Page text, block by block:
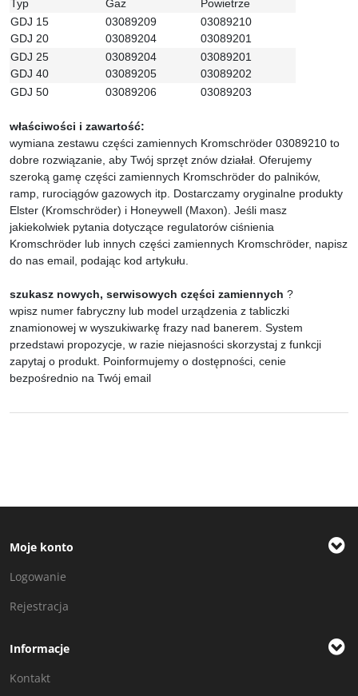
Typ Gaz
Powietrze
GDJ 15
GDJ 20
03089209
03089204
03089210
03089201
GDJ 25
GDJ 40
03089204
03089205
03089201
03089202
GDJ 50
03089206 03089203
właściwości i zawartość:
wymiana zestawu części zamiennych Kromschröder 03089210 to
dobre rozwiązanie, aby Twój sprzęt znów działał. Oferujemy
szeroką gamę części zamiennych Kromschröder do palników,
ramp, rurociągów gazowych itp. Dostarczamy oryginalne produkty
Elster (Kromschröder) i Honeywell (Maxon). Jeśli masz
jakiekolwiek pytania dotyczące regulatorów ciśnienia
Kromschröder lub innych części zamiennych Kromschröder, napisz
do nas email, podając kod artykułu.
szukasz nowych, serwisowych części zamiennych ?
wpisz numer fabryczny lub model urządzenia z tabliczki
znamionowej w wyszukiwarkę frazy nad banerem. System
przedstawi propozycje, w razie niejasności skorzystaj z funkcji
zapytaj o produkt. Poinformujemy o dostępności, cenie
bezpośrednio na Twój email
Moje konto
Logowanie
Rejestracja
Informacje
Kontakt